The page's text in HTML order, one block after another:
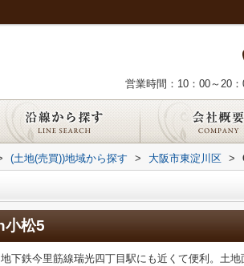
営業時間：10：00～20
(土地(売買))地域から探す > 大阪市東淀川区 >
松5
下鉄今里筋線瑞光四丁目駅にも近くて便利。土